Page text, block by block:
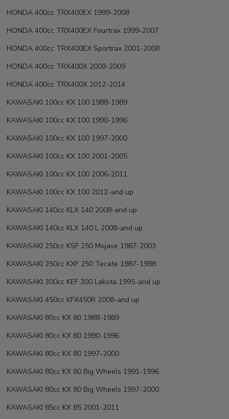
HONDA 400cc TRX400EX 1999-2008
HONDA 400cc TRX400EX Fourtrax 1999-2007
HONDA 400cc TRX400EX Sportrax 2001-2008
HONDA 400cc TRX400X 2009-2009
HONDA 400cc TRX400X 2012-2014
KAWASAKI 100cc KX 100 1988-1989
KAWASAKI 100cc KX 100 1990-1996
KAWASAKI 100cc KX 100 1997-2000
KAWASAKI 100cc KX 100 2001-2005
KAWASAKI 100cc KX 100 2006-2011
KAWASAKI 100cc KX 100 2012-and up
KAWASAKI 140cc KLX 140 2008-and up
KAWASAKI 140cc KLX 140 L 2008-and up
KAWASAKI 250cc KSF 250 Mojave 1987-2003
KAWASAKI 250cc KXF 250 Tecate 1987-1988
KAWASAKI 300cc KEF 300 Lakota 1995-and up
KAWASAKI 450cc KFX450R 2008-and up
KAWASAKI 80cc KX 80 1988-1989
KAWASAKI 80cc KX 80 1990-1996
KAWASAKI 80cc KX 80 1997-2000
KAWASAKI 80cc KX 80 Big Wheels 1991-1996
KAWASAKI 80cc KX 80 Big Wheels 1997-2000
KAWASAKI 85cc KX 85 2001-2011